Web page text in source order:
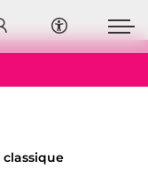
classique